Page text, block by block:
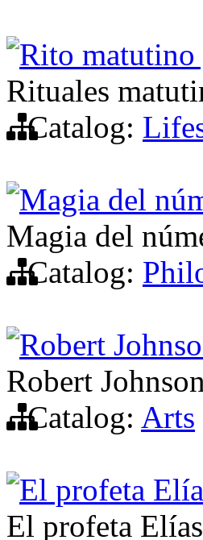
Rito matutino
Rituales
Catalog:
Magia del
Magia del
Catalog:
Robert
Robert
Catalog: Arts
El profeta
El profeta